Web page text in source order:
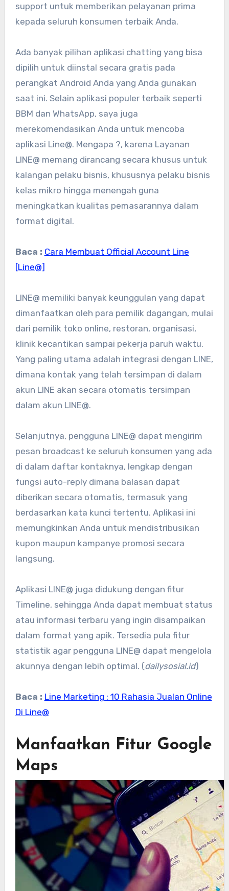
support untuk memberikan pelayanan prima
kepada seluruh konsumen terbaik Anda.
Ada banyak pilihan aplikasi chatting yang bisa
dipilih untuk diinstal secara gratis pada
perangkat Android Anda yang Anda gunakan
saat ini. Selain aplikasi populer terbaik seperti
BBM dan WhatsApp, saya juga
merekomendasikan Anda untuk mencoba
aplikasi Line@. Mengapa ?, karena Layanan
LINE@ memang dirancang secara khusus untuk
kalangan pelaku bisnis, khususnya pelaku bisnis
kelas mikro hingga menengah guna
meningkatkan kualitas pemasarannya dalam
format digital.
Baca : Cara Membuat Official Account Line
[Line@]
LINE@ memiliki banyak keunggulan yang dapat
dimanfaatkan oleh para pemilik dagangan, mulai
dari pemilik toko online, restoran, organisasi,
klinik kecantikan sampai pekerja paruh waktu.
Yang paling utama adalah integrasi dengan LINE,
dimana kontak yang telah tersimpan di dalam
akun LINE akan secara otomatis tersimpan
dalam akun LINE@.
Selanjutnya, pengguna LINE@ dapat mengirim
pesan broadcast ke seluruh konsumen yang ada
di dalam daftar kontaknya, lengkap dengan
fungsi auto-reply dimana balasan dapat
diberikan secara otomatis, termasuk yang
berdasarkan kata kunci tertentu. Aplikasi ini
memungkinkan Anda untuk mendistribusikan
kupon maupun kampanye promosi secara
langsung.
Aplikasi LINE@ juga didukung dengan fitur
Timeline, sehingga Anda dapat membuat status
atau informasi terbaru yang ingin disampaikan
dalam format yang apik. Tersedia pula fitur
statistik agar pengguna LINE@ dapat mengelola
akunnya dengan lebih optimal. (dailysosial.id)
Baca : Line Marketing : 10 Rahasia Jualan Online
Di Line@
Manfaatkan Fitur Google
Maps